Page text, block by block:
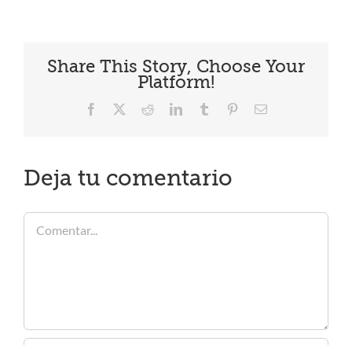
Share This Story, Choose Your
Platform!
Facebook RedditLinkedInTumblr PinterestCorreo
Deja tu comentario
Comentar